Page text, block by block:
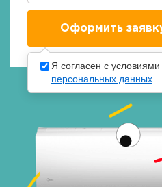
Я согласен с условиями
персональных данных